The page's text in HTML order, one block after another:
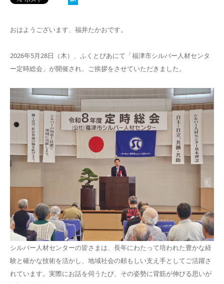
おはようございます、福井たかおです。
2026年5月28日（木）、ふくとぴあにて「福津市シルバー人材センタ
ー定時総会」が開催され、ご挨拶をさせていただきました。
シルバー人材センターの皆さまは、長年にわたって培われた豊かな経
験と確かな技術を活かし、地域社会の頼もしい支え手としてご活躍さ
れています。実際にお話を伺うたび、その姿勢に背筋が伸びる思いが